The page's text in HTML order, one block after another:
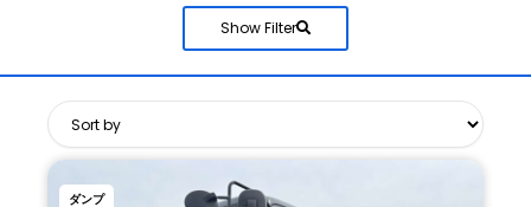
Show Filter
ダンプ